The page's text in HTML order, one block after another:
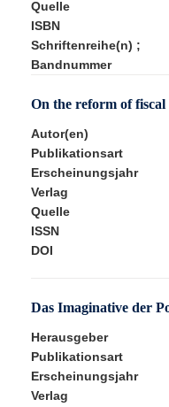
Quelle
ISBN
Schriftenreihe(n) ;
Bandnummer
On the reform of
Autor(en)
Publikationsart
Erscheinungsjahr
Verlag
Quelle
ISSN
DOI
Das Imaginative der
Herausgeber
Publikationsart
Erscheinungsjahr
Verlag